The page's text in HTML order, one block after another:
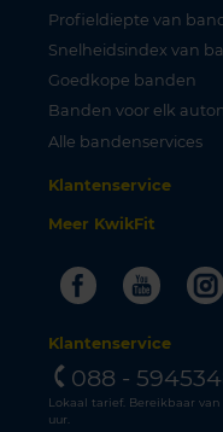
Profieldiepte van
Snelheidsindex van
Goedkope banden
Banden voor elk
Alle bandenservices
Klantenservice
Meer KwikFit
Facebook
Klantenservice
088 -
Lokaal tarief. Bereikbaar
uur.